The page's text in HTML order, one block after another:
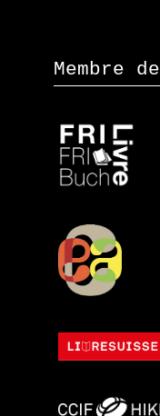
Membre de